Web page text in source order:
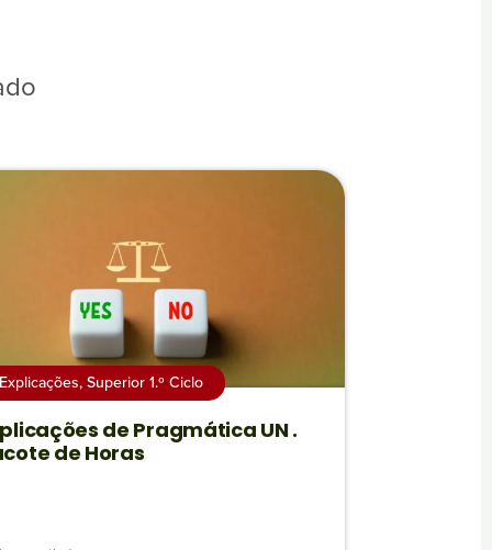
Explicações,Superior 1.º Ciclo
de Pragmática UN .
de Horas